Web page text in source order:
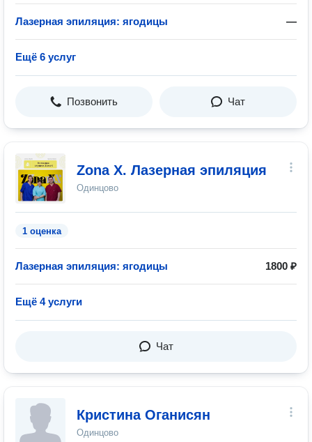
Лазерная эпиляция: ягодицы —
Ещё 6 услуг
Позвонить Чат
Zona X. Лазерная эпиляция
Одинцово
1 оценка
Лазерная эпиляция: ягодицы 1800 ₽
Ещё 4 услуги
Чат
Кристина Оганисян
Одинцово